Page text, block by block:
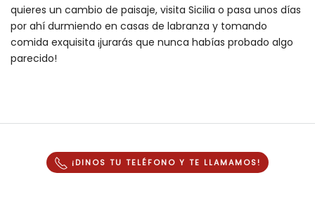
quieres un cambio de paisaje, visita Sicilia o pasa unos días
por ahí durmiendo en casas de labranza y tomando
comida exquisita ¡jurarás que nunca habías probado algo
parecido!
¡DINOS TU TELÉFONO Y TE LLAMAMOS!